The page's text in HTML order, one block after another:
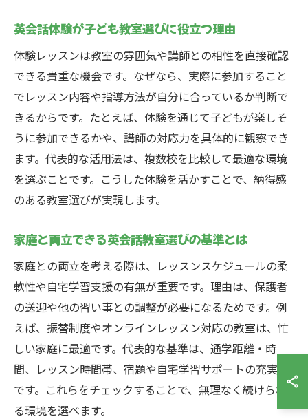
英会話体験が子ども教室選びに役立つ理由
体験レッスンは教室の雰囲気や講師との相性を直接確認
できる貴重な機会です。なぜなら、実際に参加すること
でレッスン内容や指導方法が自分に合っているか判断で
きるからです。たとえば、体験を通じて子どもが楽しそ
うに参加できるかや、講師の対応力を具体的に観察でき
ます。代表的な活用法は、複数校を比較して最適な環境
を選ぶことです。こうした体験を活かすことで、納得感
のある教室選びが実現します。
家庭と両立できる英会話教室選びの基準とは
家庭との両立を考える際は、レッスンスケジュールの柔
軟性や自宅学習支援の有無が重要です。理由は、保護者
の送迎や他の習い事との調整が必要になるためです。例
えば、振替制度やオンラインレッスン対応の教室は、忙
しい家庭に最適です。代表的な基準は、通学距離・時
間、レッスン時間帯、宿題や自宅学習サポートの充実度
です。これらをチェックすることで、無理なく続けられ
る環境を選べます。